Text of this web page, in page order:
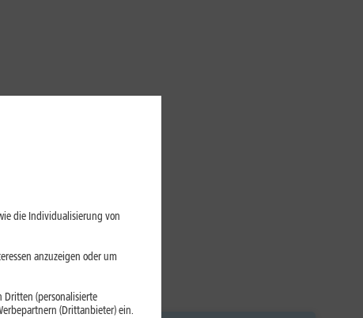
die Individualisierung von
anzuzeigen oder um
Dritten (personalisierte
(Drittanbieter) ein.